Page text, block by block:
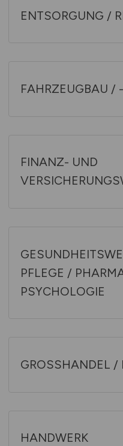
ENTSORGUNG /
FAHRZEUGBAU /
FINANZ- UND
PFLEGE /
PSYCHOLOGIE
GROSSHANDEL /
HANDWERK